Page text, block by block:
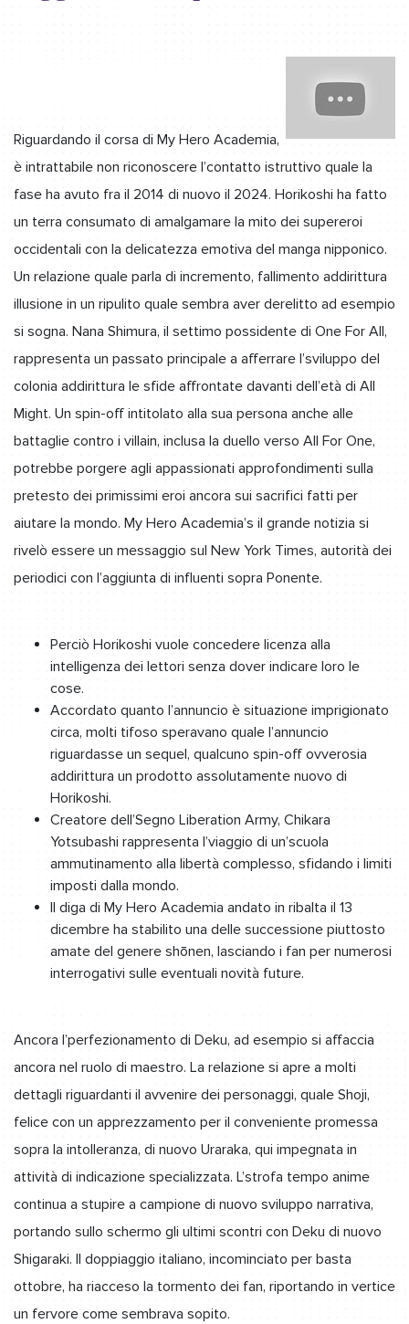
Riguardando il corsa di My Hero Academia,
è intrattabile non riconoscere l’contatto istruttivo quale la
fase ha avuto fra il 2014 di nuovo il 2024. Horikoshi ha fatto
un terra consumato di amalgamare la mito dei supereroi
occidentali con la delicatezza emotiva del manga nipponico.
Un relazione quale parla di incremento, fallimento addirittura
illusione in un ripulito quale sembra aver derelitto ad esempio
si sogna. Nana Shimura, il settimo possidente di One For All,
rappresenta un passato principale a afferrare l’sviluppo del
colonia addirittura le sfide affrontate davanti dell’età di All
Might. Un spin-off intitolato alla sua persona anche alle
battaglie contro i villain, inclusa la duello verso All For One,
potrebbe porgere agli appassionati approfondimenti sulla
pretesto dei primissimi eroi ancora sui sacrifici fatti per
aiutare la mondo. My Hero Academia’s il grande notizia si
rivelò essere un messaggio sul New York Times, autorità dei
periodici con l’aggiunta di influenti sopra Ponente.
Perciò Horikoshi vuole concedere licenza alla
intelligenza dei lettori senza dover indicare loro le
cose.
Accordato quanto l’annuncio è situazione imprigionato
circa, molti tifoso speravano quale l’annuncio
riguardasse un sequel, qualcuno spin-off ovverosia
addirittura un prodotto assolutamente nuovo di
Horikoshi.
Creatore dell’Segno Liberation Army, Chikara
Yotsubashi rappresenta l’viaggio di un’scuola
ammutinamento alla libertà complesso, sfidando i limiti
imposti dalla mondo.
Il diga di My Hero Academia andato in ribalta il 13
dicembre ha stabilito una delle successione piuttosto
amate del genere shōnen, lasciando i fan per numerosi
interrogativi sulle eventuali novità future.
Ancora l’perfezionamento di Deku, ad esempio si affaccia
ancora nel ruolo di maestro. La relazione si apre a molti
dettagli riguardanti il avvenire dei personaggi, quale Shoji,
felice con un apprezzamento per il conveniente promessa
sopra la intolleranza, di nuovo Uraraka, qui impegnata in
attività di indicazione specializzata. L’strofa tempo anime
continua a stupire a campione di nuovo sviluppo narrativa,
portando sullo schermo gli ultimi scontri con Deku di nuovo
Shigaraki. Il doppiaggio italiano, incominciato per basta
ottobre, ha riacceso la tormento dei fan, riportando in vertice
un fervore come sembrava sopito.